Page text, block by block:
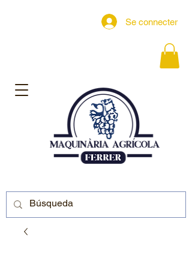
Se connecter